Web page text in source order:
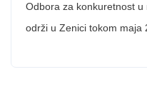
Odbora za konkuretnost
održi u Zenici tokom maja